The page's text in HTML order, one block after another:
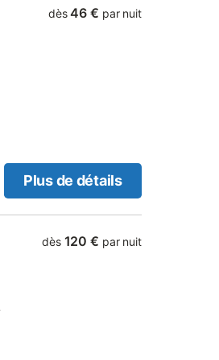
dès 46 € par nuit
Plus de détails
dès 120 € par nuit